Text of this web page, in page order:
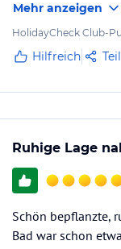
Mehr anzeigen
HolidayCheck Club-
Hilfreich
Ruhige Lage
Schön bepflanzte,
Bad war schon